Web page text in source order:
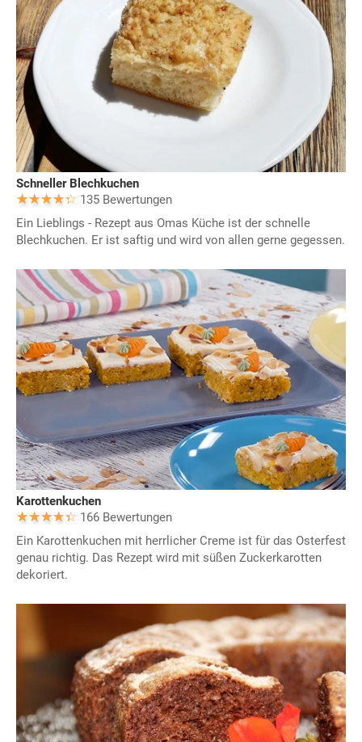
Schneller Blechkuchen
135 Bewertungen
Ein Lieblings - Rezept aus Omas Küche ist der schnelle
Blechkuchen. Er ist saftig und wird von allen gerne gegessen.
Karottenkuchen
166 Bewertungen
Ein Karottenkuchen mit herrlicher Creme ist für das Osterfest
genau richtig. Das Rezept wird mit süßen Zuckerkarotten
dekoriert.